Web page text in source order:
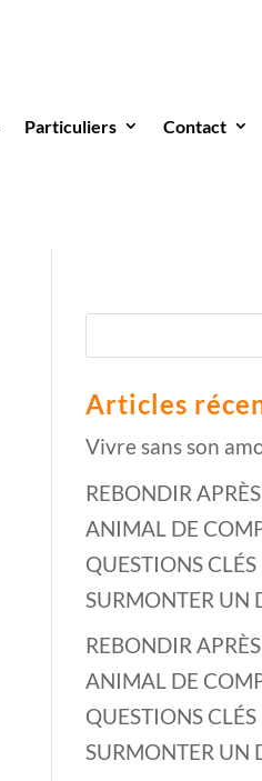
Particuliers Contact
Articles
Vivre sans son
REBONDIR
ANIMAL DE
QUESTIONS
SURMONTER UN
REBONDIR
ANIMAL DE
QUESTIONS
SURMONTER UN